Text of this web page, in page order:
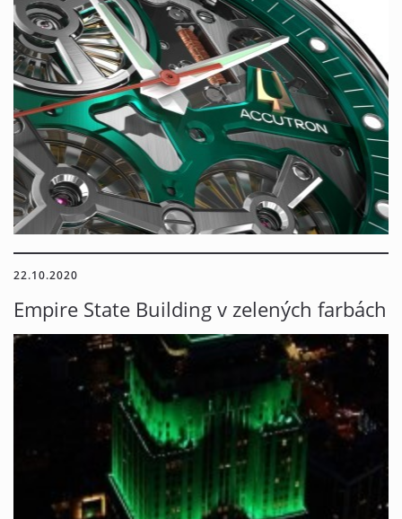
22.10.2020
Empire State Building v zelených farbách